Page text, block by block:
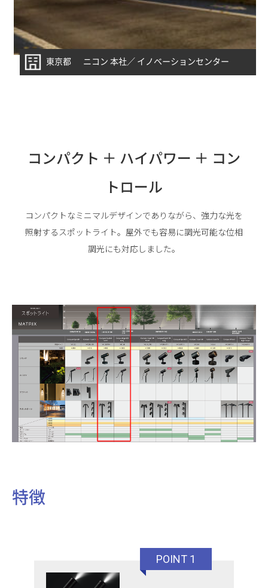
東京都 ニコン 本社／ イノベーションセンター
コンパクト ＋ ハイパワー ＋ コン
トロール
コンパクトなミニマルデザインでありながら、強力な光を
照射するスポットライト。屋外でも容易に調光可能な位相
調光にも対応しました。
特徴
POINT 1